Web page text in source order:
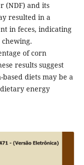
(NDF) and its
resulted in a
in feces, indicating
of corn
results suggest
diets may be a
energy